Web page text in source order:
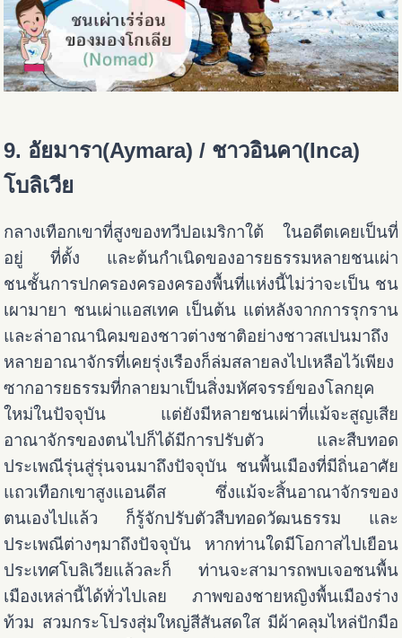
9. อัยมารา(Aymara) / ชาวอินคา(Inca)
โบลิเวีย
กลางเทือกเขาที่สูงของทวีปอเมริกาใต้ ในอดีตเคยเป็นที่
อยู่ ที่ตั้ง และต้นกำเนิดของอารยธรรมหลายชนเผ่า
ชนชั้นการปกครองครองครองพื้นที่แห่งนี้ไม่ว่าจะเป็น ชน
เผามายา ชนเผ่าแอสเทค เป็นต้น แต่หลังจากการรุกราน
และล่าอาณานิคมของชาวต่างชาติอย่างชาวสเปนมาถึง
หลายอาณาจักรที่เคยรุ่งเรืองก็ล่มสลายลงไปเหลือไว้เพียง
ซากอารยธรรมที่กลายมาเป็นสิ่งมหัศจรรย์ของโลกยุค
ใหม่ในปัจจุบัน แต่ยังมีหลายชนเผ่าที่แม้จะสูญเสีย
อาณาจักรของตนไปก็ได้มีการปรับตัว และสืบทอด
ประเพณีรุ่นสู่รุ่นจนมาถึงปัจจุบัน ชนพื้นเมืองที่มีถิ่นอาศัย
แถวเทือกเขาสูงแอนดีส ซึ่งแม้จะสิ้นอาณาจักรของ
ตนเองไปแล้ว ก็รู้จักปรับตัวสืบทอดวัฒนธรรม และ
ประเพณีต่างๆมาถึงปัจจุบัน หากท่านใดมีโอกาสไปเยือน
ประเทศโบลิเวียแล้วละก็ ท่านจะสามารถพบเจอชนพื้น
เมืองเหล่านี้ได้ทั่วไปเลย ภาพของชายหญิงพื้นเมืองร่าง
ท้วม สวมกระโปรงสุ่มใหญ่สีสันสดใส มีผ้าคลุมไหล่ปักมือ